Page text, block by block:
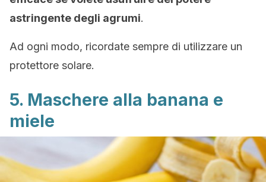
astringente degli agrumi.
Ad ogni modo, ricordate sempre di utilizzare un
protettore solare.
5. Maschere alla banana e
miele